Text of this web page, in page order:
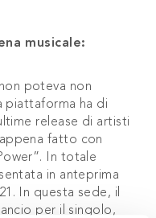
musicale:
poteva non
piattaforma ha di
release di artisti
fatto con
In totale
in anteprima
In questa sede, il
per il singolo,